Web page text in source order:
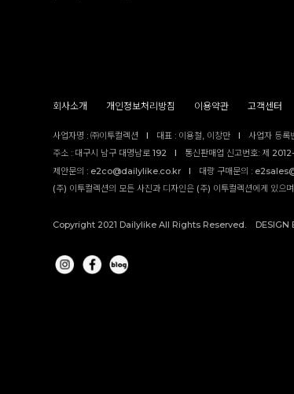
회사소개 개인정보처리방침 이용약관 고객센터
사업자명 : ㈜이투컬렉션 I 대표 : 이용철, 이창만 I 사업자 등
주소 : 대구시 남구 대명남로 192
I 통신판매업 신고번호: 제
제안문의 : e2co@dailylike.co.kr
I 대량 구매문의 :
(주) 이투컬렉션의 모든 사진과 디자인은 (주) 이투컬렉션에게 있으
Copyright 2021 Dailylike All Rights Reserved. DESIGN